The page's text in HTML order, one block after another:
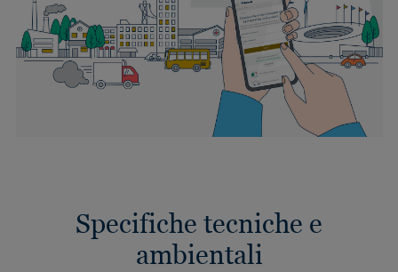
Specifiche tecniche e
ambientali